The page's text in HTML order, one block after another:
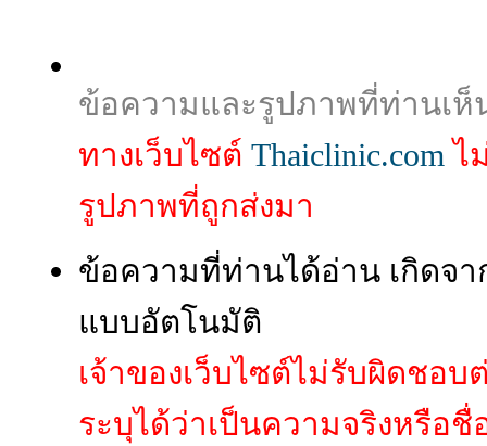
ข้อความและรูปภาพที่ท่านเห็
ทางเว็บไซต์ Thaiclinic.com ไ
รูปภาพที่ถูกส่งมา
ข้อความที่ท่านได้อ่าน เกิดจ
แบบอัตโนมัติ
เจ้าของเว็บไซต์ไม่รับผิดชอ
ระบุได้ว่าเป็นความจริงหรือ